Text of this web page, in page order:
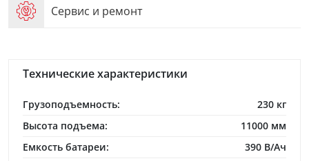
Сервис и ремонт
Технические характеристики
Грузоподъемность:
230 кг
Высота подъема:
11000 мм
Емкость батареи:
390 В/Ач